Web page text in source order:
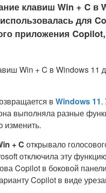
клавиш Win + C в
для
приложения
в Windows 11.
выполняла разные
изменить.
+ C открывало
отключила эту
Copilot в боковой
Copilot в виде